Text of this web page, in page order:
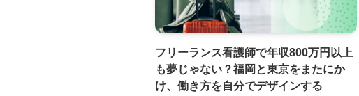
フリーランス看護師で年収800万円以上
も夢じゃない？福岡と東京をまたにか
け、働き方を自分でデザインする